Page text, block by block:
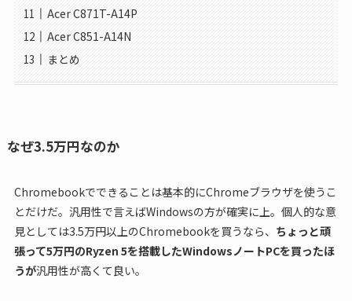
Acer C871T-A14P
Acer C851-A14N
まとめ
なぜ3.5万円なのか
Chromebookでできることは基本的にChromeブラウザを使うこ
とだけだ。汎用性で言えばWindowsの方が確実に上。個人的な意
見としては3.5万円以上のChromebookを買うなら、 ちょっと頑
張って5万円のRyzen 5を搭載したWindowsノートPCを買ったほ
うが汎用性が高くて良い。